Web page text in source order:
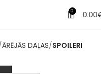
0 0.00
ĀRĒJĀS DAĻAS SPOILERI